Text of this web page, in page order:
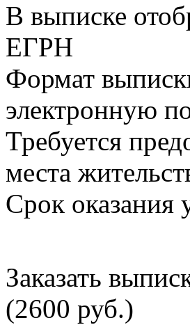
В выписке
ЕГРН
Формат
электронную
Требуется
места
Срок оказания
Заказать
(2600 руб.)